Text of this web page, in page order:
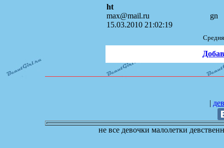
ht
max@mail.ru
15.03.2010 21:02:19
gn
|
не все девочки малолетки